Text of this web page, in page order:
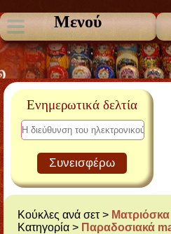
Μενού
Ενημερωτικά δελτία
Συνεισφέρω
Κούκλες ανά σετ >
Κατηγορία > Παραδοσιακά